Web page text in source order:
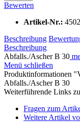
Bewerten
Artikel-Nr.:
Beschreibung
Beschreibung
Abfalls./Ascher B 30
Menü schließen
Produktinformationen
Abfalls./Ascher B 30
Weiterführende Links
Fragen zum
Weitere Artikel